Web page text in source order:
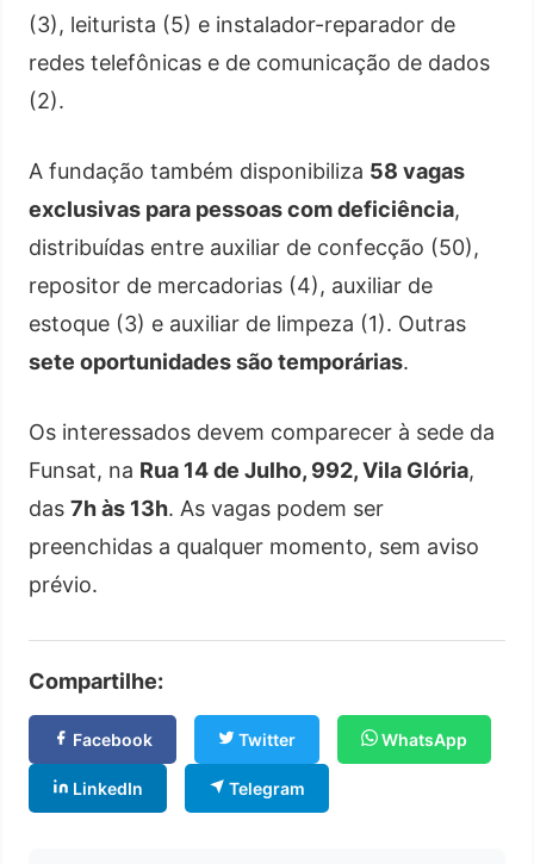
(3), leiturista (5) e instalador-reparador de
redes telefônicas e de comunicação de dados
(2).
A fundação também disponibiliza 58 vagas
exclusivas para pessoas com deficiência,
distribuídas entre auxiliar de confecção (50),
repositor de mercadorias (4), auxiliar de
estoque (3) e auxiliar de limpeza (1). Outras
sete oportunidades são temporárias.
Os interessados devem comparecer à sede da
Funsat, na Rua 14 de Julho, 992, Vila Glória,
das 7h às 13h. As vagas podem ser
preenchidas a qualquer momento, sem aviso
prévio.
Compartilhe:
Facebook Twitter WhatsApp
LinkedIn Telegram